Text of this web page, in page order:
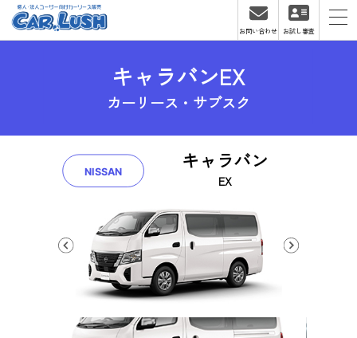
お問い合わせ お試し審査
キャラバンEX
カーリース・サブスク
NISSAN キャラバン
EX